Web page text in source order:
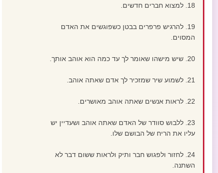
18. למצוא חברים חדשים.
19. להרגיש פרפרים בבטן כשפוגשים את האדם
המסוים.
20. שיש מישהו שאומר לך עד כמה הוא אוהב אותך.
21. לשמוע שיר שמזכיר לך אדם שאתה אוהב.
22. לראות אנשים שאתה אוהב מאושרים.
23. ללבוש סוודר של האדם שאתה אוהב ושעדיין יש
עליו את הריח של הבושם שלו.
24. לחזור ולפגוש חבר ותיק ולראות ששום דבר לא
השתנה.